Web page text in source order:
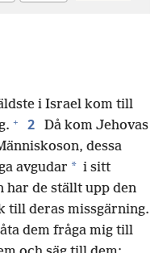
i Israel kom till
+ 2
Då kom Jehovas
dessa
avgudar * i sitt
har de ställt upp den
till deras missgärning.
dem fråga mig till